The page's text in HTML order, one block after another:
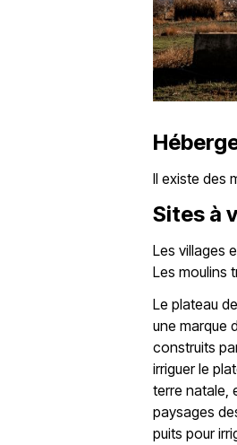
Il existe des
Sites à
Les villages
Les moulins
Le plateau
une marque
construits
irriguer le
terre natale,
paysages
puits pour